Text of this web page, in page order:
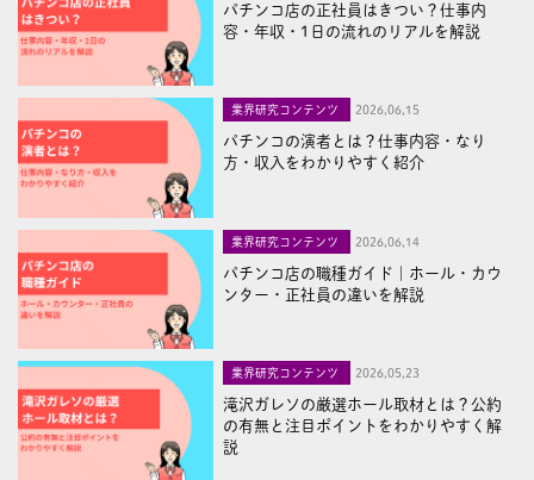
パチンコ店の正社員はきつい？仕事内
容・年収・1日の流れのリアルを解説
業界研究コンテンツ 2026,06,15
パチンコの演者とは？仕事内容・なり
方・収入をわかりやすく紹介
業界研究コンテンツ 2026,06,14
パチンコ店の職種ガイド｜ホール・カウ
ンター・正社員の違いを解説
業界研究コンテンツ 2026,05,23
滝沢ガレソの厳選ホール取材とは？公約
の有無と注目ポイントをわかりやすく解
説